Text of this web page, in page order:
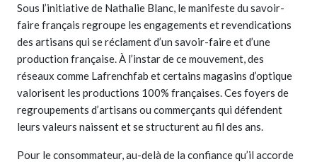
Sous l’initiative de Nathalie Blanc, le manifeste du savoir-
faire français regroupe les engagements et revendications
des artisans qui se réclament d’un savoir-faire et d’une
production française. À l’instar de ce mouvement, des
réseaux comme Lafrenchfab et certains magasins d’optique
valorisent les productions 100% françaises. Ces foyers de
regroupements d’artisans ou commerçants qui défendent
leurs valeurs naissent et se structurent au fil des ans.
Pour le consommateur, au-delà de la confiance qu’il accorde